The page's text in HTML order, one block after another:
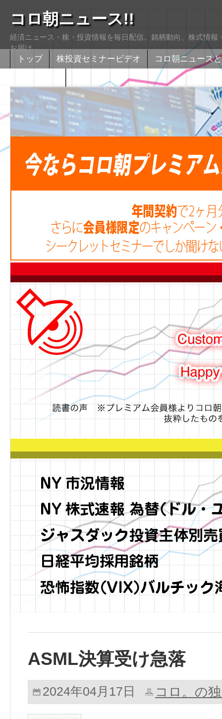
コロ朝ニュース!!
経済ニュース・株・投資情報を毎日配信。銘柄動向、株式情
お届け
トップ 株投資セミナービデオ
コロ朝ニュース
ASML決算受け急落
2024年04月17日 コロ。の